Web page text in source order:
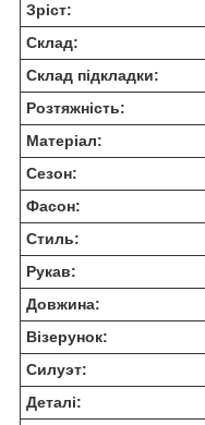
Зріст:
Склад:
Склад підкладки:
Розтяжність:
Матеріал:
Сезон:
Фасон:
Стиль:
Рукав:
Довжина:
Візерунок:
Силуэт:
Деталі: